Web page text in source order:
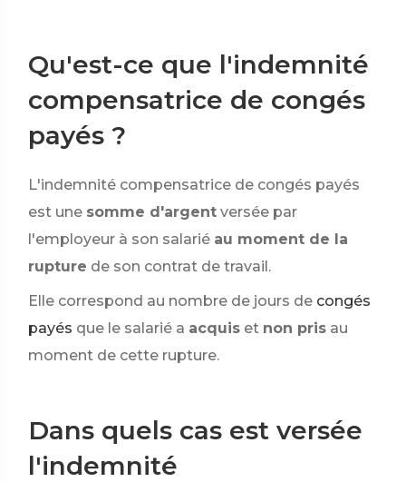
Qu'est-ce que l'indemnité
compensatrice de congés
payés ?
L'indemnité compensatrice de congés payés
est une somme d'argent versée par
l'employeur à son salarié au moment de la
rupture de son contrat de travail.
Elle correspond au nombre de jours de congés
payés que le salarié a acquis et non pris au
moment de cette rupture.
Dans quels cas est versée
l'indemnité